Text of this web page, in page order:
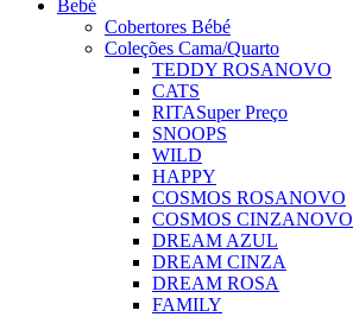
Bebé
Cobertores Bébé
Coleções Cama/Quarto
TEDDY ROSANOVO
CATS
RITASuper Preço
SNOOPS
WILD
HAPPY
COSMOS ROSANOVO
COSMOS CINZANOVO
DREAM AZUL
DREAM CINZA
DREAM ROSA
FAMILY